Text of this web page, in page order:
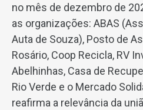
no mês de dezembro de
as organizações: ABAS
Auta de Souza), Posto de
Rosário, Coop Recicla, RV
Abelhinhas, Casa de
Rio Verde e o Mercado
reafirma a relevância da